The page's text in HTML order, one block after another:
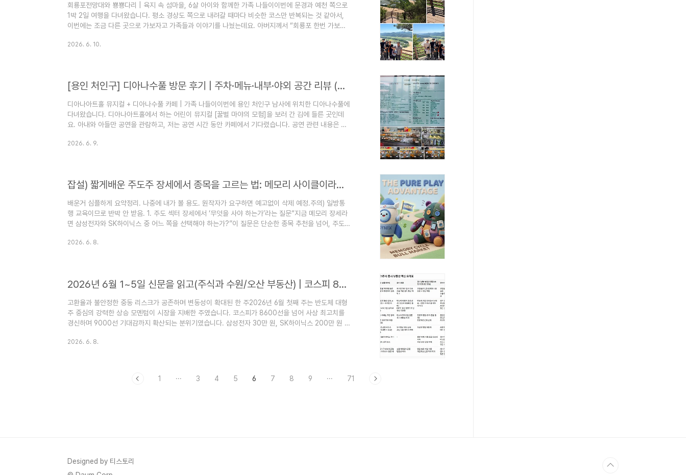
회룡포전망대와 뿅뿅다리 | 육지 속 섬마을, 6살 아이와 함께한 가족 나들이이번에 문경과 예천 쪽으로
1박 2일 여행을 다녀왔습니다. 평소 경상도 쪽으로 내려갈 때마다 비슷한 코스만 반복되는 것 같아서,
이번에는 조금 다른 곳으로 가보자고 가족들과 이야기를 나눴는데요. 아버지께서 “회룡포 한번 가보
이라 이번엔 빠지고)과 부모님, 동생네까지 함께 움직였어요. 회룡포 경북 예천군 용궁면 회룡포길 362
2026. 6. 10.
[용인 처인구] 디아나수풀 방문 후기 | 주차·메뉴·내부·야외 공간 리뷰 (6살 아이와)
디아나아트홀 뮤지컬 + 디아나수풀 카페 | 가족 나들이이번에 용인 처인구 남사에 위치한 디아나수풀에
다녀왔습니다. 디아나아트홀에서 하는 어린이 뮤지컬 [꿀벌 마야의 모험]을 보러 간 김에 들른 곳인데
요. 아내와 아들만 공연을 관람하고, 저는 공연 시간 동안 카페에서 기다렸습니다. 공연 관련 내용은 아
요.https://m.blog.naver.com/jin_ariel/224295701042 용인 아이랑갈만한곳, 어린이 뮤지컬 꿀
2026. 6. 9.
잡설) 짧게배운 주도주 장세에서 종목을 고르는 법: 메모리 사이클이라면 왜 SK하이닉스인가? (삼성전자 비교 분석)
배운거 심플하게 요약정리. 나중에 내가 볼 용도. 원작자가 요구하면 예고없이 삭제 예정.주의) 일방통
행 교육이므로 반박 안 받음. 1. 주도 섹터 장세에서 ‘무엇을 사야 하는가’라는 질문“지금 메모리 장세라
면 삼성전자와 SK하이닉스 중 어느 쪽을 선택해야 하는가?”이 질문은 단순한 종목 추천을 넘어, 주도주
분의 수익은 ‘베타’에서 나온다. 시장이 오를 때 얼마나 더 크게 오르는가. 그리고 그 베타는 종목이 주도
2026. 6. 8.
2026년 6월 1~5일 신문을 읽고(주식과 수원/오산 부동산) | 코스피 8600선 돌파와 K-반도체 벨트 부동산 동조화
고환율과 불안정한 중동 리스크가 공존하며 변동성이 확대된 한 주2026년 6월 첫째 주는 반도체 대형
주 중심의 강력한 상승 모멘텀이 시장을 지배한 주였습니다. 코스피가 8600선을 넘어 사상 최고치를
경신하며 9000선 기대감까지 확산되는 분위기였습니다. 삼성전자 30만 원, SK하이닉스 200만 원 시
올렸습니다.그러나 화려한 반도체 랠리 뒤에는 원·달러 환율 1550원대 후반까지 치솟은 고환율 부담
2026. 6. 8.
1 ··· 3 4 5 6 7 8 9 ··· 71
Designed by 티스토리